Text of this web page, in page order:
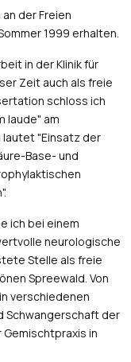
der Freien
1999 erhalten.
in der Klinik für
Zeit auch als freie
schloss ich
laude" am
lautet "Einsatz der
Base- und
ich bei einem
neurologische
Stelle als freie
Spreewald. Von
verschiedenen
Schwangerschaft der
Gemischtpraxis in